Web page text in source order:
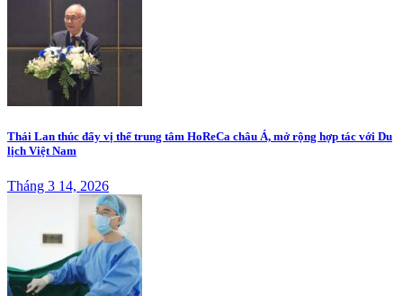
Thái Lan thúc đẩy vị thế trung tâm HoReCa châu Á, mở rộng hợp tác với Du
lịch Việt Nam
Tháng 3 14, 2026